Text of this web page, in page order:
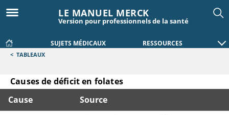
LE MANUEL MERCK
Version pour professionnels de la santé
SUJETS MÉDICAUX RESSOURCES
< TABLEAUX
Causes de déficit en folates
Cause Source